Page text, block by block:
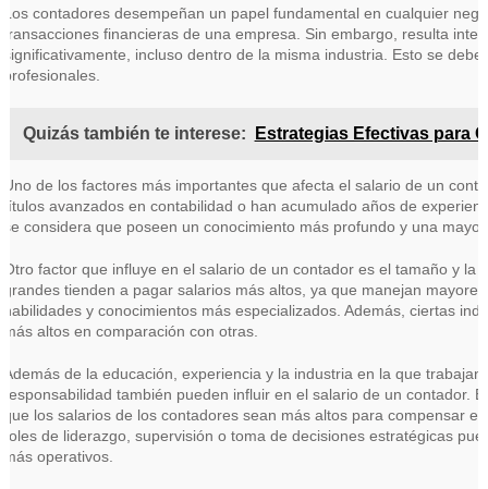
Los contadores desempeñan un papel fundamental en cualquier
transacciones financieras de una empresa. Sin embargo, resulta
significativamente, incluso dentro de la misma industria. Esto se
profesionales.
Quizás también te interese: Estrategias Efectivas para
Uno de los factores más importantes que afecta el salario de un
títulos avanzados en contabilidad o han acumulado años de
se considera que poseen un conocimiento más profundo y una
Otro factor que influye en el salario de un contador es el tamaño y
grandes tienden a pagar salarios más altos, ya que manejan
habilidades y conocimientos más especializados. Además, ciertas
más altos en comparación con otras.
Además de la educación, experiencia y la industria en la que
responsabilidad también pueden influir en el salario de un contador.
que los salarios de los contadores sean más altos para compensar
roles de liderazgo, supervisión o toma de decisiones estratégicas
más operativos.